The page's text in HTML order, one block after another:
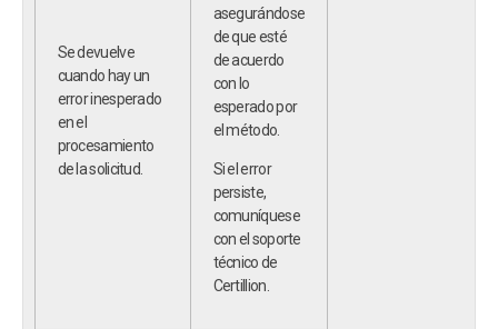
Se devuelve
cuando hay un
error inesperado
en el
procesamiento
de la solicitud.
asegurándose
de que esté
de acuerdo
con lo
esperado por
el método.
Si el error
persiste,
comuníquese
con el soporte
técnico de
Certillion.